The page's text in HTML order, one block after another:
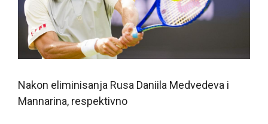
Nakon eliminisanja Rusa Daniila Medvedeva i
Mannarina, respektivno